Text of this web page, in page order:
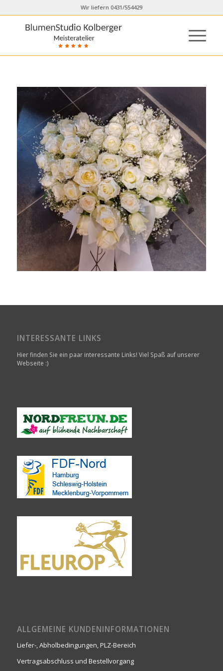
Wir liefern 0431/554429
INTERESSANTE LINKS
Hier finden Sie ein paar interessante Links! Viel Spaß auf unserer
Webseite :)
ALLGEMEINE KUNDENINFORMATIONEN
Liefer-, Abholbedingungen, PLZ-Bereich
Vertragsabschluss und Bestellvorgang